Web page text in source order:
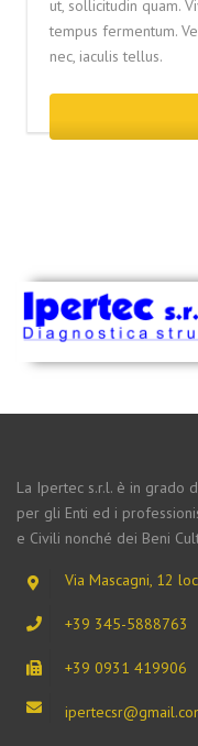
ut, sollicitudin quam.
tempus fermentum.
nec, iaculis tellus.
La Ipertec s.r.l. è in grado
per gli Enti ed i
e Civili nonché dei Beni
Via Mascagni, 12
+39 345-5888763
+39 0931 419906